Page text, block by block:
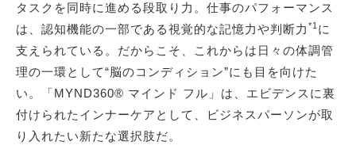
タスクを同時に進める段取り力。仕事のパフォーマンス
は、認知機能の一部である視覚的な記憶力や判断力 *1 に
支えられている。だからこそ、これからは日々の体調管
理の一環として“脳のコンディション”にも目を向けた
い。「MYND360® マインド フル」は、エビデンスに裏
付けられたインナーケアとして、ビジネスパーソンが取
り入れたい新たな選択肢だ。